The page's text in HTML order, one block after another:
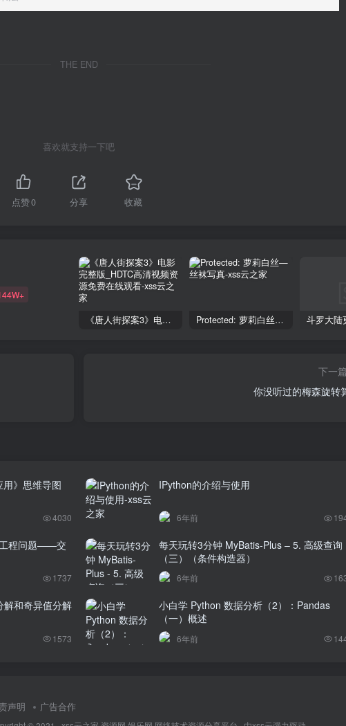
THE END
喜欢就支持一下吧
点赞0 分享 收藏
《唐人街探案3》电影完整版_HDTC高清视频资源免费在线观看 Protected: 萝莉白丝—丝袜写真
下一篇
你没听过的梅森旋转
》思维导图
4030
IPython的介绍与使用
6年前
工程问题——交
1737
每天玩转3分钟 MyBatis-Plus – 5. 高级查询
（三）（条件构造器）
6年前
和奇异值分解
1573
小白学 Python 数据分析（2）：Pandas
（一）概述
6年前
声明 广告合作